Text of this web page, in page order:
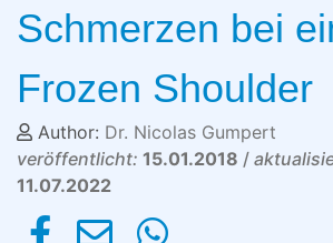
Schmerzen bei
Frozen Shoulder
Author: Dr. Nicolas Gumpert
veröffentlicht: 15.01.2018 /
11.07.2022